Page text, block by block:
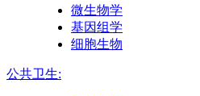
微生物学
基因组学
细胞生物
公共卫生: